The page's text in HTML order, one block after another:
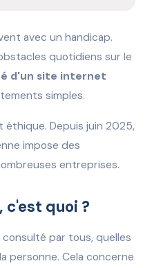
avec un handicap.
quotidiens sur le
d'un site internet
simples.
éthique. Depuis juin 2025,
impose des
entreprises.
c'est quoi ?
par tous, quelles
personne. Cela concerne